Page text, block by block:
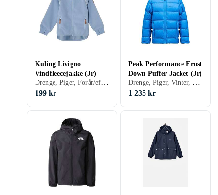
Kuling Livigno
Vindfleecejakke (Jr)
Drenge, Piger, Forår/efterår, Vindjakke, Fleecetrøjer, 122, 86, 92, 98, 104
199 kr
Peak Performance Frost
Down Puffer Jacket (Jr)
Drenge, Piger, Vinter, Dunjakke, 170, 176, 150, 160, 130, 140, 110, 120
1 235 kr